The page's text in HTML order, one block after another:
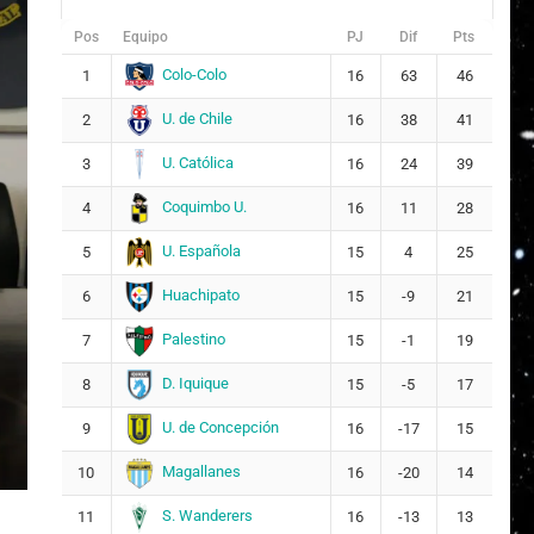
Pos Equipo PJ Dif Pts
1 Colo-Colo 16 63 46
2 U. de Chile 16 38 41
3 U. Católica 16 24 39
4 Coquimbo U. 16 11 28
5 U. Española 15 4 25
6 Huachipato 15 -9 21
7 Palestino 15 -1 19
8 D. Iquique 15 -5 17
9 U. de Concepción 16 -17 15
10 Magallanes 16 -20 14
11 S. Wanderers 16 -13 13